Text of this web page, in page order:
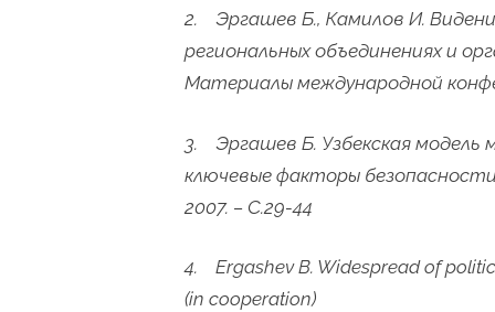
2. Эргашев Б., Камилов И.
региональных объединениях и
Материалы международной
3. Эргашев Б. Узбекская модель
ключевые факторы
2007. – С.29-44
4. Ergashev B. Widespread of
(in cooperation)